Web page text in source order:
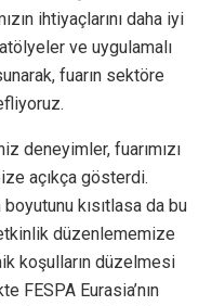
ihtiyaçlarını daha iyi
ve uygulamalı
fuarın sektöre
deneyimler, fuarımızı
açıkça gösterdi.
kısıtlasa da bu
düzenlememize
koşulların düzelmesi
FESPA Eurasia’nın